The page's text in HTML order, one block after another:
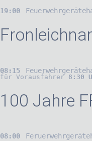
19:00
08:15
für Vorausfahrer 8:30
100 Jahre
08:00